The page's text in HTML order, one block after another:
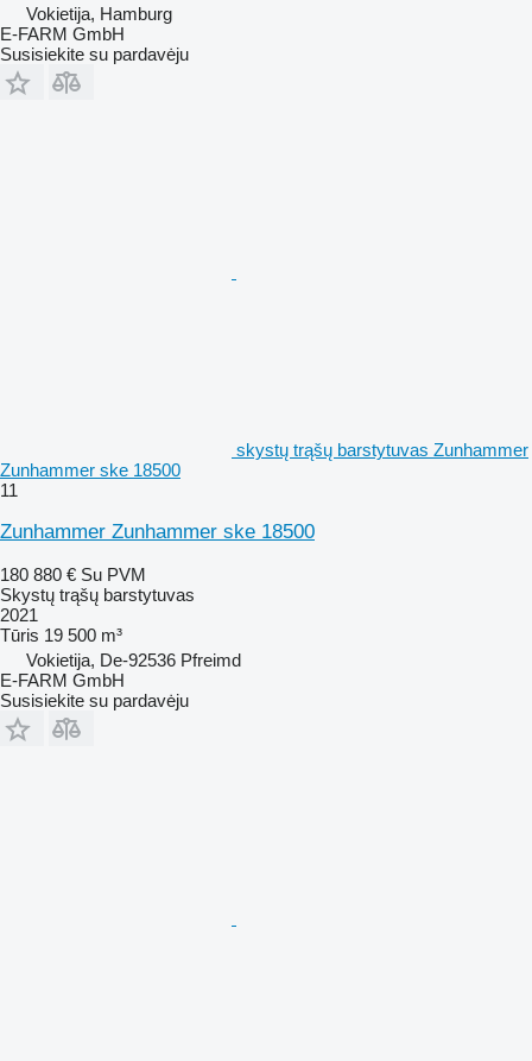
Vokietija, Hamburg
E-FARM GmbH
Susisiekite su pardavėju
skystų trąšų barstytuvas Zunhammer
Zunhammer ske 18500
11
Zunhammer Zunhammer ske 18500
180 880 € Su PVM
Skystų trąšų barstytuvas
2021
Tūris 19 500 m³
Vokietija, De-92536 Pfreimd
E-FARM GmbH
Susisiekite su pardavėju